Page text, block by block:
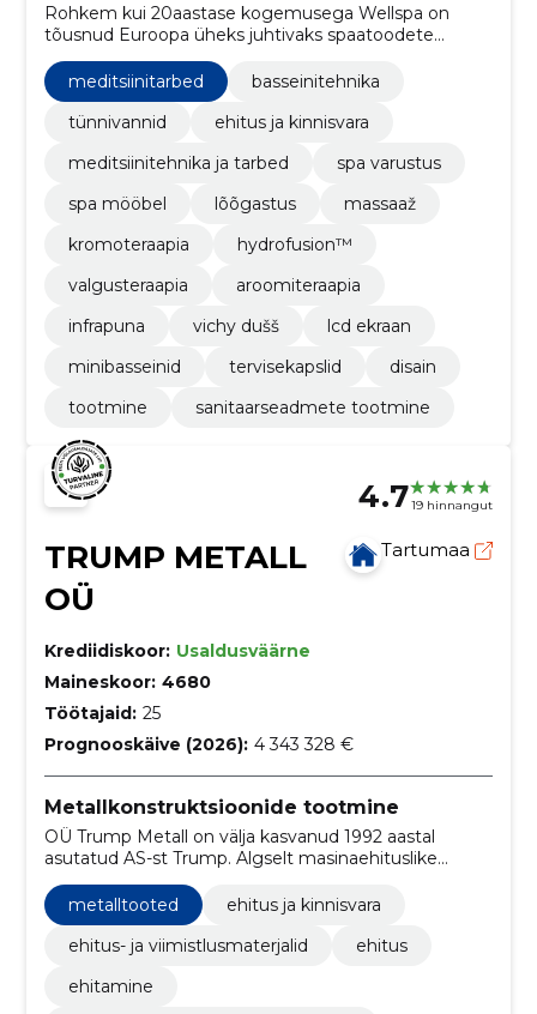
Rohkem kui 20aastase kogemusega Wellspa on
tõusnud Euroopa üheks juhtivaks spaatoodete
arendajaks ja tootjaks. Kaasaegsed, läbimõeldud ja
innovaatilised lahendused on aidanud saavutada
meie eesmärki - pakkuda alati parimat kogemust
toodete kasutajatele.
meditsiinitarbed
basseinitehnika
tünnivannid
ehitus ja kinnisvara
meditsiinitehnika ja tarbed
spa varustus
spa mööbel
lõõgastus
massaaž
kromoteraapia
hydrofusion™
valgusteraapia
aroomiteraapia
infrapuna
vichy dušš
lcd ekraan
minibasseinid
tervisekapslid
disain
tootmine
sanitaarseadmete tootmine
4.719 hinnangut
TRUMP METALL
OÜ
Tartumaa
Krediidiskoor: Usaldusväärne
Maineskoor: 4680
Töötajaid: 25
Prognooskäive (2026): 4 343 328 €
Metallkonstruktsioonide tootmine
OÜ Trump Metall on välja kasvanud 1992 aastal
asutatud AS-st Trump. Algselt masinaehituslike
saanud ehituslikke metallkonstruktsioone tootev ja
paigaldav ettevõte.
metalltooted
ehitus ja kinnisvara
ehitus- ja viimistlusmaterjalid
ehitus
ehitamine